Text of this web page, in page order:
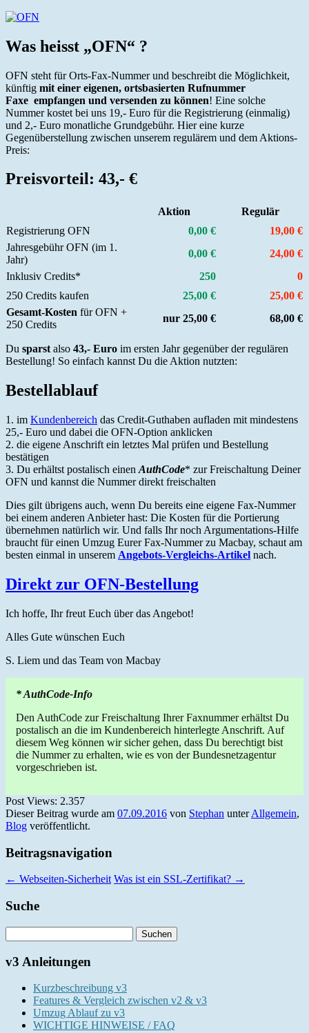
Was heisst „OFN“ ?
OFN steht für Orts-Fax-Nummer und beschreibt die Möglichkeit,
künftig mit einer eigenen, ortsbasierten Rufnummer
Faxe empfangen und versenden zu können! Eine solche
Nummer kostet bei uns 19,- Euro für die Registrierung (einmalig)
und 2,- Euro monatliche Grundgebühr. Hier eine kurze
Gegenüberstellung zwischen unserem regulärem und dem Aktions-
Preis:
Preisvorteil: 43,- €
Aktion
Regulär
Registrierung OFN
0,00 €
19,00 €
Jahresgebühr OFN (im 1.
Jahr)
0,00 €
24,00 €
Inklusiv Credits*
250
0
250 Credits kaufen
25,00 €
25,00 €
Gesamt-Kosten für OFN +
250 Credits
nur 25,00 € 68,00 €
Du sparst also 43,- Euro im ersten Jahr gegenüber der regulären
Bestellung! So einfach kannst Du die Aktion nutzten:
Bestellablauf
1. im Kundenbereich das Credit-Guthaben aufladen mit mindestens
25,- Euro und dabei die OFN-Option anklicken
2. die eigene Anschrift ein letztes Mal prüfen und Bestellung
bestätigen
3. Du erhältst postalisch einen AuthCode* zur Freischaltung Deiner
OFN und kannst die Nummer direkt freischalten
Dies gilt übrigens auch, wenn Du bereits eine eigene Fax-Nummer
bei einem anderen Anbieter hast: Die Kosten für die Portierung
übernehmen natürlich wir. Und falls Ihr noch Argumentations-Hilfe
braucht für einen Umzug Eurer Fax-Nummer zu Macbay, schaut am
besten einmal in unserem Angebots-Vergleichs-Artikel nach.
Direkt zur OFN-Bestellung
Ich hoffe, Ihr freut Euch über das Angebot!
Alles Gute wünschen Euch
S. Liem und das Team von Macbay
* AuthCode-Info
Den AuthCode zur Freischaltung Ihrer Faxnummer erhältst Du
postalisch an die im Kundenbereich hinterlegte Anschrift. Auf
diesem Weg können wir sicher gehen, dass Du berechtigt bist
die Nummer zu erhalten, wie es von der Bundesnetzagentur
vorgeschrieben ist.
Post Views: 2.357
Dieser Beitrag wurde am 07.09.2016 von Stephan unterAllgemein,
Blog veröffentlicht.
Beitragsnavigation
← Webseiten-Sicherheit Was ist ein SSL-Zertifikat? →
Suche
nach:
v3 Anleitungen
Kurzbeschreibung v3
Features & Vergleich zwischen v2 & v3
Umzug Ablauf zu v3
WICHTIGE HINWEISE / FAQ